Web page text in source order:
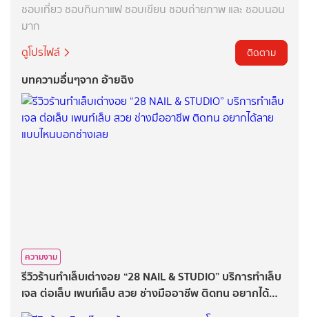
ชอบเที่ยว ชอบกินกาแฟ ชอบเขียน ชอบถ่ายภาพ และ ชอบนอน
มาก
ดูโปรไฟล์
ติดตาม
บทความอื่นๆจาก อ้ายฉิง
ความงาม
รีวิวร้านทำเล็บเต่างอย “28 NAIL & STUDIO” บริการทำเล็บ
เจล ต่อเล็บ เพนท์เล็บ สวย ช่างมืออาชีพ ติดทน อยากได้
ลายแบบไหนบอกช่างเลย